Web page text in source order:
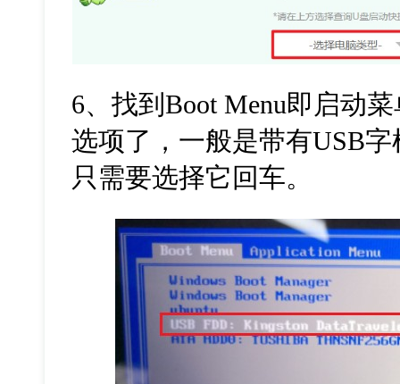
6、找到Boot Menu即启动
选项了，一般是带有USB字
只需要选择它回车。